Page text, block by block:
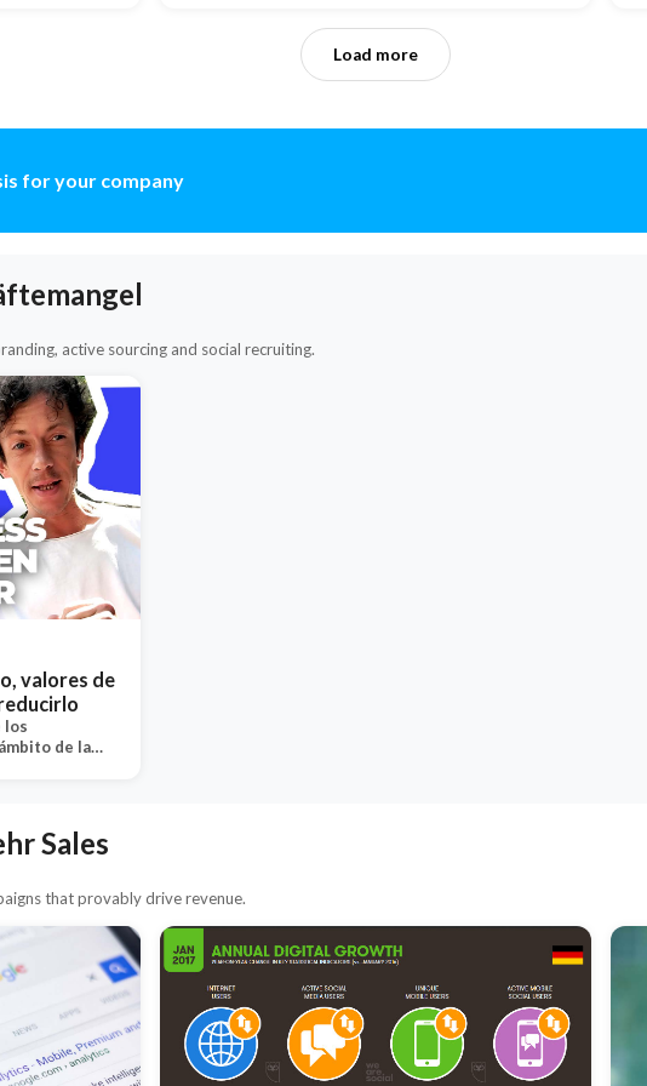
Load more
for your company
active sourcing and social recruiting.
valores de
los
de la…
Sales
that provably drive revenue.